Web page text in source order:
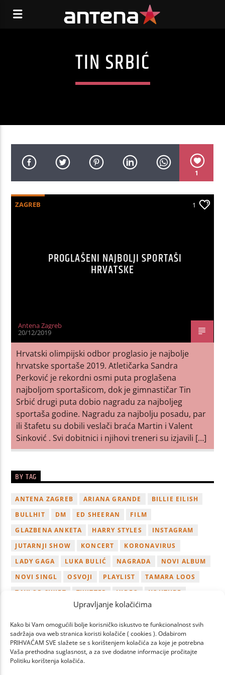
Upravljanje kolačićima
Kako bi Vam omogućili bolje korisničko iskustvo te funkcionalnost svih
sadržaja ova web stranica koristi kolačiće ( cookies ). Odabirom
PRIHVAĆAM SVE slažete se s korištenjem kolačića za koje je potrebna
Vaša prethodna suglasnost, a za sve dodatne informacije pročitajte
Politiku korištenja kolačića.
TIN SRBIĆ
1
ZAGREB 1
PROGLAŠENI NAJBOLJI SPORTAŠI
HRVATSKE
Antena Zagreb
20/12/2019
Hrvatski olimpijski odbor proglasio je najbolje
hrvatske sportaše 2019. Atletičarka Sandra
Perković je rekordni osmi puta proglašena
najboljom sportašicom, dok je gimnastičar Tin
Srbić drugi puta dobio nagradu za najboljeg
sportaša godine. Nagradu za najbolju posadu, par
ili štafetu su dobili veslači braća Martin i Valent
Sinković . Svi dobitnici i njihovi treneri su izjavili […]
BY TAG
ANTENA ZAGREB ARIANA GRANDE
BILLIE EILISH
BULLHIT
DM ED SHEERAN
FILM
GLAZBENA ANKETA
HARRY STYLES
INSTAGRAM
JUTARNJI SHOW
KONCERT
KORONAVIRUS
LADY GAGA
LUKA BULIĆ NAGRADA
NOVI ALBUM
NOVI SINGL
OSVOJI PLAYLIST
TAMARA LOOS
TAYLOR SWIFT
TWITTER VIDEO
YOUTUBE